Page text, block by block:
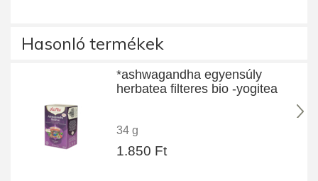
Hasonló termékek
*ashwagandha egyensúly
herbatea filteres bio -yogitea
34 g
1.850 Ft